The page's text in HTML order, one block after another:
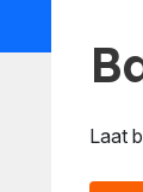
Laat